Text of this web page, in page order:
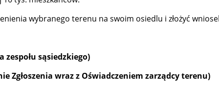
wybranego terenu na swoim osiedlu i złożyć
zespołu sąsiedzkiego)
Zgłoszenia wraz z Oświadczeniem zarządcy terenu)